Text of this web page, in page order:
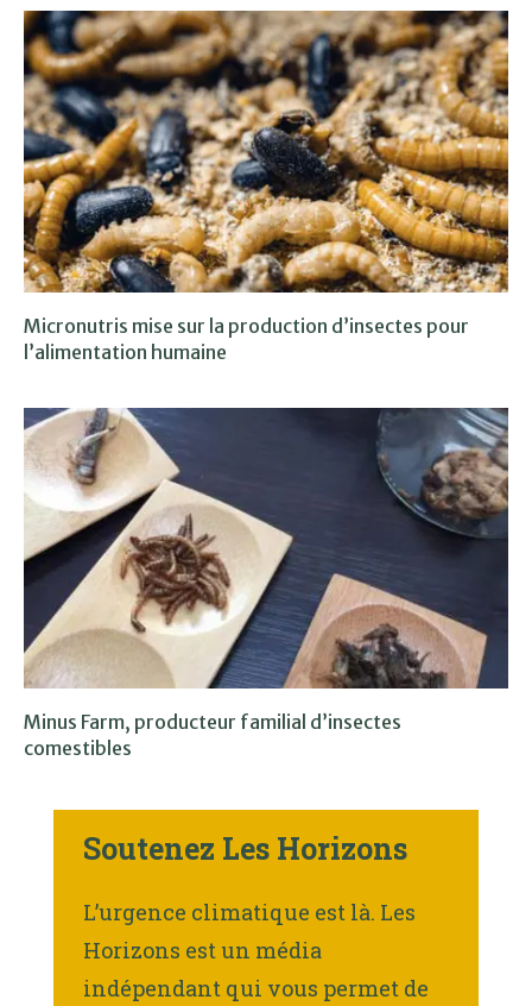
Micronutris mise sur la production d’insectes pour
l’alimentation humaine
Minus Farm, producteur familial d’insectes
comestibles
Soutenez Les Horizons
L’urgence climatique est là. Les
Horizons est un média
indépendant qui vous permet de